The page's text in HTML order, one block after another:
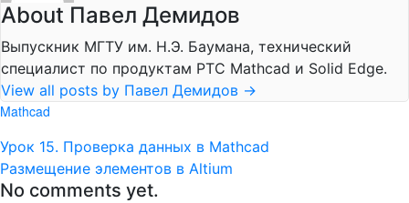
About Павел Демидов
Выпускник МГТУ им. Н.Э. Баумана, технический
специалист по продуктам PTC Mathcad и Solid Edge.
View all posts by Павел Демидов →
Mathcad
Урок 15. Проверка данных в Mathcad
Размещение элементов в Altium
No comments yet.